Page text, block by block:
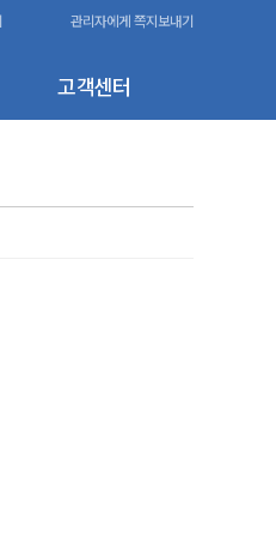
고객센터
관리자에게 쪽지보내기